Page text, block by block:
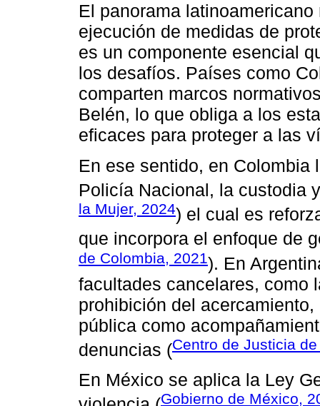
El panorama
ejecución de medidas de
es un componente esencial
los desafíos. Países como
comparten marcos
Belén, lo que obliga a los
eficaces para proteger a las
En ese sentido, en Colombia
Policía Nacional, la custodia
la Mujer, 2024) el cual es
que incorpora el enfoque de
de Colombia, 2021). En
facultades cancelares, como
prohibición del
pública como
denuncias (Centro de Justicia
En México se aplica la Ley
Gobierno de México,